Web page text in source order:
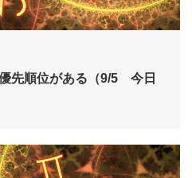
先順位がある（9/5 今日